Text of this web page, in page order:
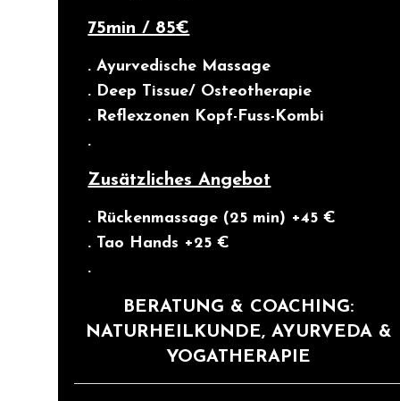
75min / 85€
. Ayurvedische Massage
. Deep Tissue/ Osteotherapie
. Reflexzonen Kopf-Fuss-Kombi
.
Zusätzliches Angebot
. Rückenmassage (25 min) +45 €
. Tao Hands +25 €
.
BERATUNG & COACHING:
NATURHEILKUNDE, AYURVEDA &
YOGATHERAPIE